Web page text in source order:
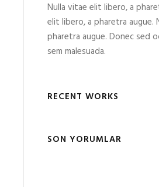
Nulla vitae elit libero, a
elit libero, a pharetra augue.
pharetra augue. Donec sed
sem malesuada.
RECENT WORKS
SON YORUMLAR